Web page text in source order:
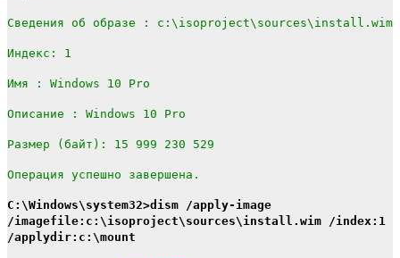
Сведения об образе : c:\isoproject\sources\install.wim
Индекс: 1
Имя : Windows 10 Pro
Описание : Windows 10 Pro
Размер (байт): 15 999 230 529
Операция успешно завершена.
C:\Windows\system32>dism /apply-image
/imagefile:c:\isoproject\sources\install.wim /index:1
/applydir:c:\mount